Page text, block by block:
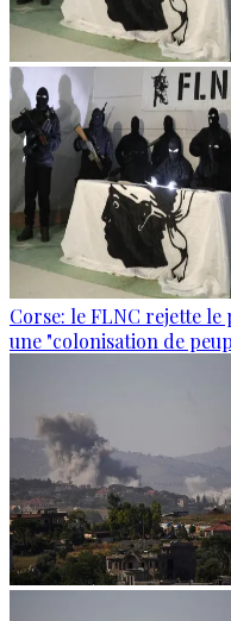
Corse: le FLNC rejette
une "colonisation de